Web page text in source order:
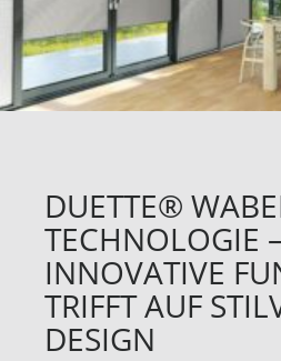
DUETTE®
TECHNOLOGIE –
INNOVATIVE
TRIFFT AUF
DESIGN